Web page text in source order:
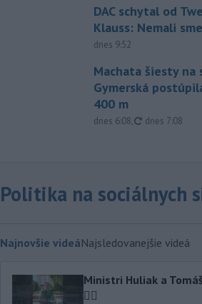
DAC schytal od
Klauss: Nemali
dnes 9:52
Machata šiesty na
Gymerská
400 m
dnes 6:08, aktualizované
dnes 7:08
Politika na sociálnych
Najnovšie videáNajsledovanejšie videá
Ministri Huliak a
🤦‍♂️